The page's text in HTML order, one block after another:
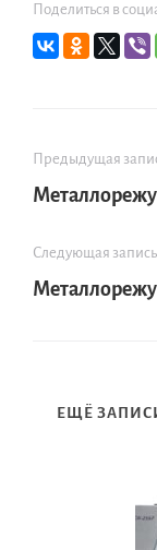
Поделиться в
Предыдущая
Следующая запись
ЕЩЁ